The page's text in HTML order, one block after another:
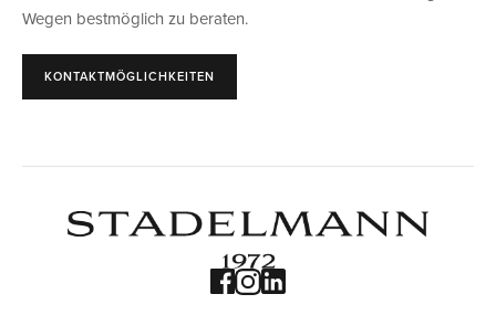
Wegen bestmöglich zu beraten.
KONTAKTMÖGLICHKEITEN